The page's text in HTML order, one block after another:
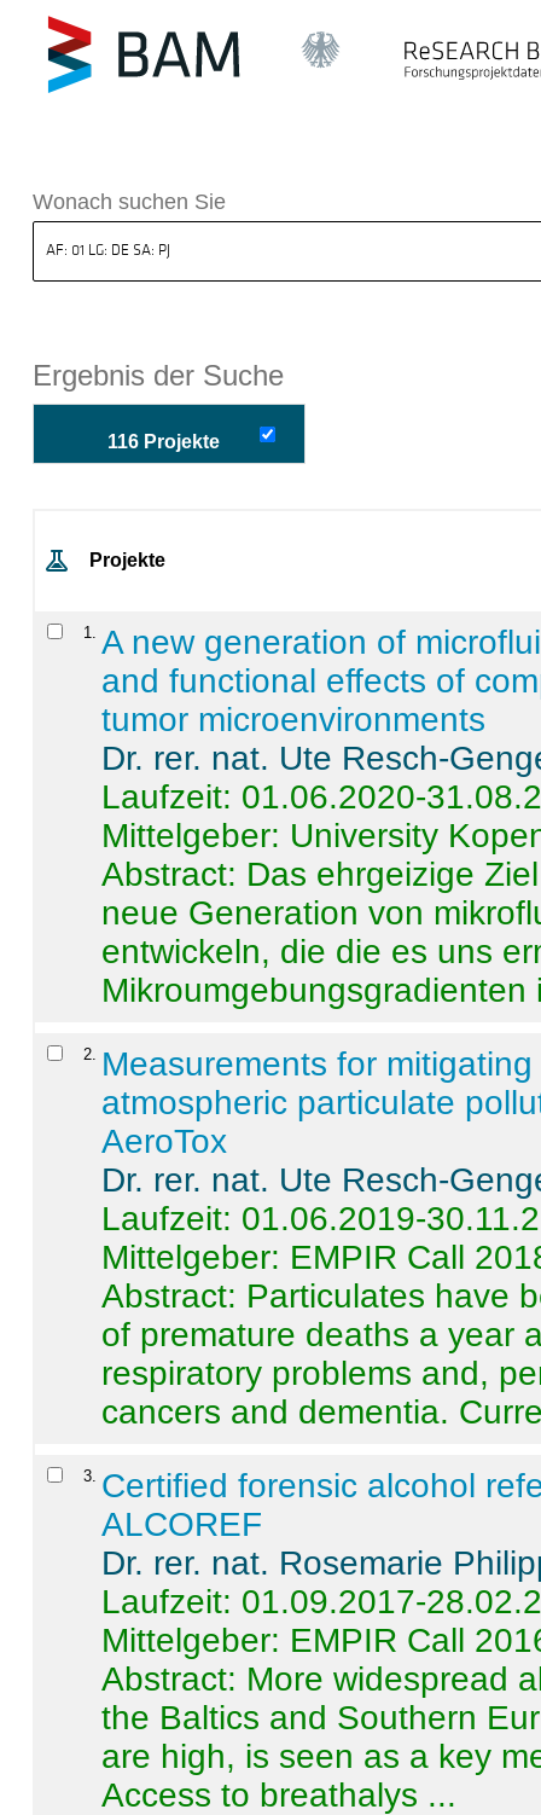
BAM
Wonach suchen Sie
Ergebnis der Suche
116 Projekte
Projekte
1
A new generation of
and functional effects of
tumor microenvironments
Dr. rer. nat. Ute Resch-
Laufzeit: 01.06.2020-
Mittelgeber: University
Abstract: Das ehrgeizige
neue Generation von
entwickeln, die die es uns
Mikroumgebungsgradienten
2
Measurements for
atmospheric particulate
AeroTox
Dr. rer. nat. Ute Resch-
Laufzeit: 01.06.2019-
Mittelgeber: EMPIR Call
Abstract: Particulates have
of premature deaths a year
respiratory problems and,
cancers and dementia.
3 Certified forensic alcohol
ALCOREF
Dr. rer. nat. Rosemarie
Laufzeit: 01.09.2017-
Mittelgeber: EMPIR Call
Abstract: More widespread
the Baltics and Southern
are high, is seen as a key
Access to breathalys ...